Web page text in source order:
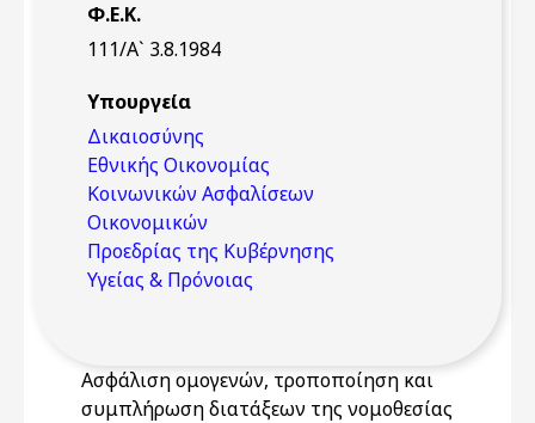
Φ.Ε.Κ.
111/Α` 3.8.1984
Υπουργεία
Δικαιοσύνης
Εθνικής Οικονομίας
Κοινωνικών Ασφαλίσεων
Οικονομικών
Προεδρίας της Κυβέρνησης
Υγείας & Πρόνοιας
Ασφάλιση ομογενών, τροποποίηση και
συμπλήρωση διατάξεων της νομοθεσίας